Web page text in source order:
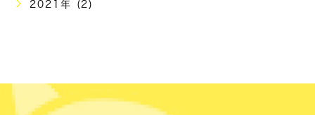
2021年 (2)